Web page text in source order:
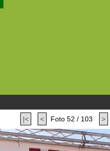
|< < Foto 52 / 103 >